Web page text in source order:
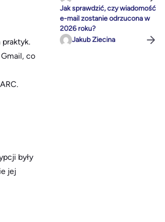
co
były
jej
Jak sprawdzić, czy wiadomość
e-mail zostanie odrzucona w
2026 roku?
Jakub Ziecina